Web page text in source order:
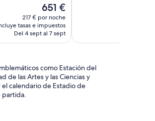
El
precio
actual
es
de
651 €
217 € por noche
tasas e impuestos
Del 4 sept al 7 sept
como Estación del
de las Artes y las Ciencias y
calendario de Estadio de